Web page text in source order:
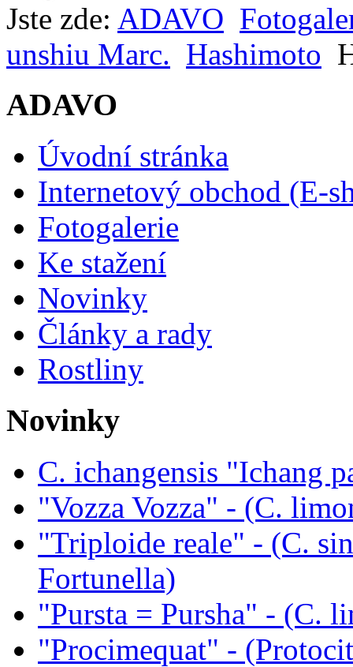
Jste zde: ADAVO
unshiu Marc. Hashimoto
ADAVO
Úvodní stránka
Internetový obchod (E-
Fotogalerie
Ke stažení
Novinky
Články a rady
Rostliny
Novinky
C. ichangensis "Ichang
"Vozza Vozza" - (C.
"Triploide reale" - (C.
Fortunella)
"Pursta = Pursha" - (C.
"Procimequat" -